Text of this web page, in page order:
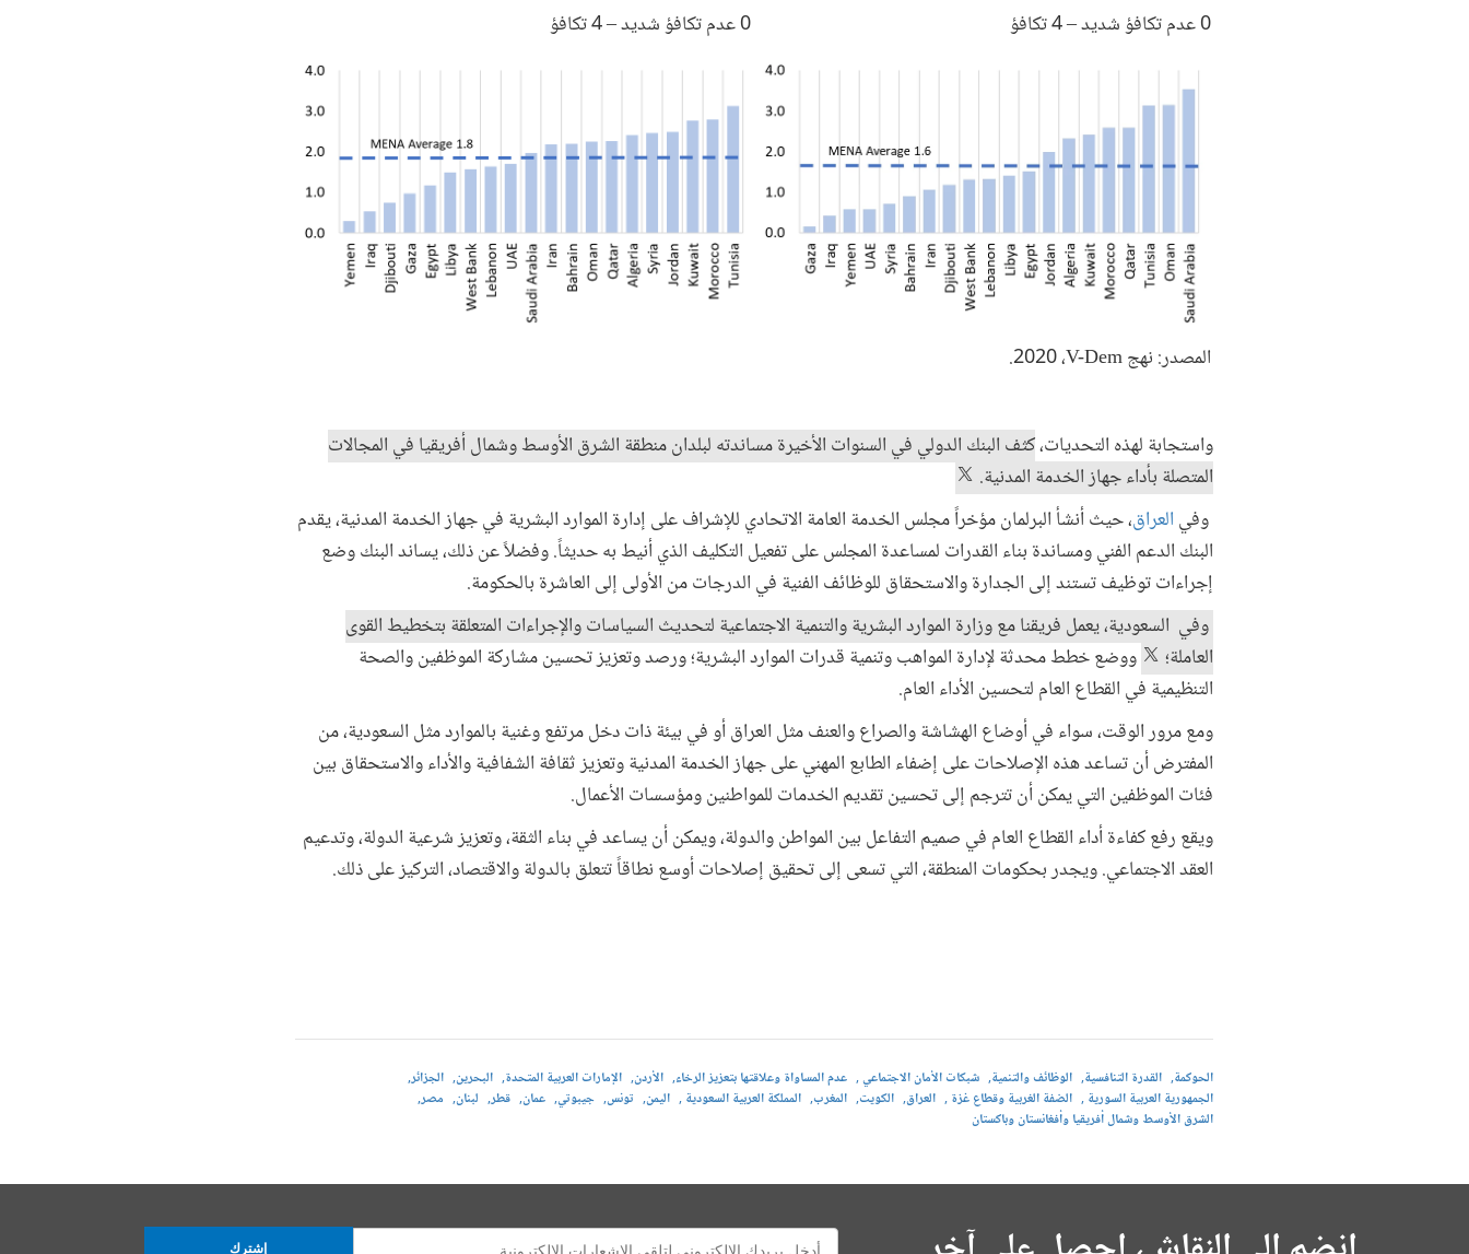
0 عدم تكافؤ شديد – 4 تكافؤ
0 عدم تكافؤ شديد – 4 تكافؤ
المصدر: نهج V-Dem، ‏2020.
واستجابة لهذه التحديات،كثف البنك الدولي في السنوات الأخيرة مساندته لبلدان منطقة الشرق الأوسط وشمال أفريقيا في المجالات
المتصلة بأداء جهاز الخدمة المدنية.
وفي العراق، حيث أنشأ البرلمان مؤخراً مجلس الخدمة العامة الاتحادي للإشراف على إدارة الموارد البشرية في جهاز الخدمة المدنية، يقدم
البنك الدعم الفني ومساندة بناء القدرات لمساعدة المجلس على تفعيل التكليف الذي أنيط به حديثاً. وفضلاً عن ذلك، يساند البنك وضع
إجراءات توظيف تستند إلى الجدارة والاستحقاق للوظائف الفنية في الدرجات من الأولى إلى العاشرة بالحكومة.
وفي السعودية، يعمل فريقنا مع وزارة الموارد البشرية والتنمية الاجتماعية لتحديث السياسات والإجراءات المتعلقة بتخطيط القوى
العاملة؛
ووضع خطط محدثة لإدارة المواهب وتنمية قدرات الموارد البشرية؛ ورصد وتعزيز تحسين مشاركة الموظفين والصحة
التنظيمية في القطاع العام لتحسين الأداء العام.
ومع مرور الوقت، سواء في أوضاع الهشاشة والصراع والعنف مثل العراق أو في بيئة ذات دخل مرتفع وغنية بالموارد مثل السعودية، من
المفترض أن تساعد هذه الإصلاحات على إضفاء الطابع المهني على جهاز الخدمة المدنية وتعزيز ثقافة الشفافية والأداء والاستحقاق بين
فئات الموظفين التي يمكن أن تترجم إلى تحسين تقديم الخدمات للمواطنين ومؤسسات الأعمال.
ويقع رفع كفاءة أداء القطاع العام في صميم التفاعل بين المواطن والدولة، ويمكن أن يساعد في بناء الثقة، وتعزيز شرعية الدولة، وتدعيم
العقد الاجتماعي. ويجدر بحكومات المنطقة، التي تسعى إلى تحقيق إصلاحات أوسع نطاقاً تتعلق بالدولة والاقتصاد، التركيز على ذلك.
الحوكمة القدرة التنافسية الوظائف والتنمية شبكات الأمان الاجتماعي عدم المساواة وعلاقتها بتعزيز الرخاء الأردن الإمارات العربية المتحدة البحرين الجزائر
الجمهورية العربية السورية الضفة الغربية وقطاع غزة العراق الكويت المغرب المملكة العربية السعودية اليمن تونس جيبوتي عمان قطر لبنان مصر
الشرق الأوسط وشمال أفريقيا وأفغانستان وباكستان
E-
إشترك